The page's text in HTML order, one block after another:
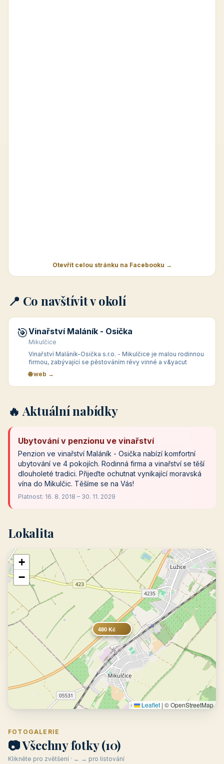
Otevřít celou stránku na Facebooku →
📍 Co navštívit v okolí
🎯Vinařství Maláník - Osička
Mikulčice
Vinařství Maláník-Osička s.r.o. - Mikulčice je malou rodinnou
firmou, zabývající se pěstováním révy vinné a v&yacut
🌐 web →
🔥 Aktuální nabídky
Ubytování v penzionu ve vinařství
Penzion ve vinařství Maláník - Osička nabízí komfortní
ubytování ve 4 pokojích. Rodinná firma a vinařství se těší
dlouholeté tradici. Přijeďte ochutnat vynikající moravská
vína do Mikulčic. Těšíme se na Vás!
Platnost: 16. 8. 2018 – 30. 11. 2029
Lokalita
480 Kč
+
−
Leaflet | © OpenStreetMap
FOTOGALERIE
📷 Všechny fotky (10)
Klikněte pro zvětšení · ← → pro listování